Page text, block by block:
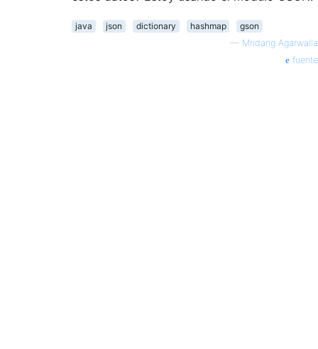
java json dictionary hashmap
gson
— Mridang Agarwalla
fuente